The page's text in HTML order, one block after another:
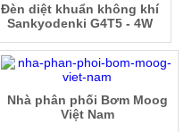
Đèn diệt khuẩn không khí
Sankyodenki G4T5 - 4W
Nhà phân phối Bơm Moog
Việt Nam